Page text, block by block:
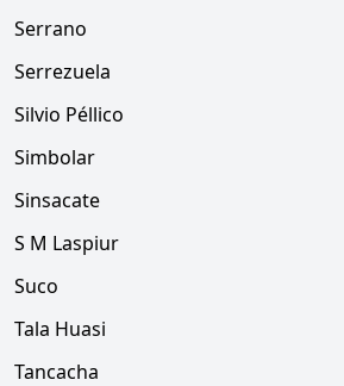
Serrano
Serrezuela
Silvio Péllico
Simbolar
Sinsacate
S M Laspiur
Suco
Tala Huasi
Tancacha